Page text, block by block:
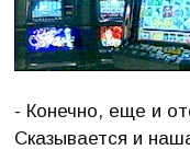
- Конечно, еще и
Сказывается и